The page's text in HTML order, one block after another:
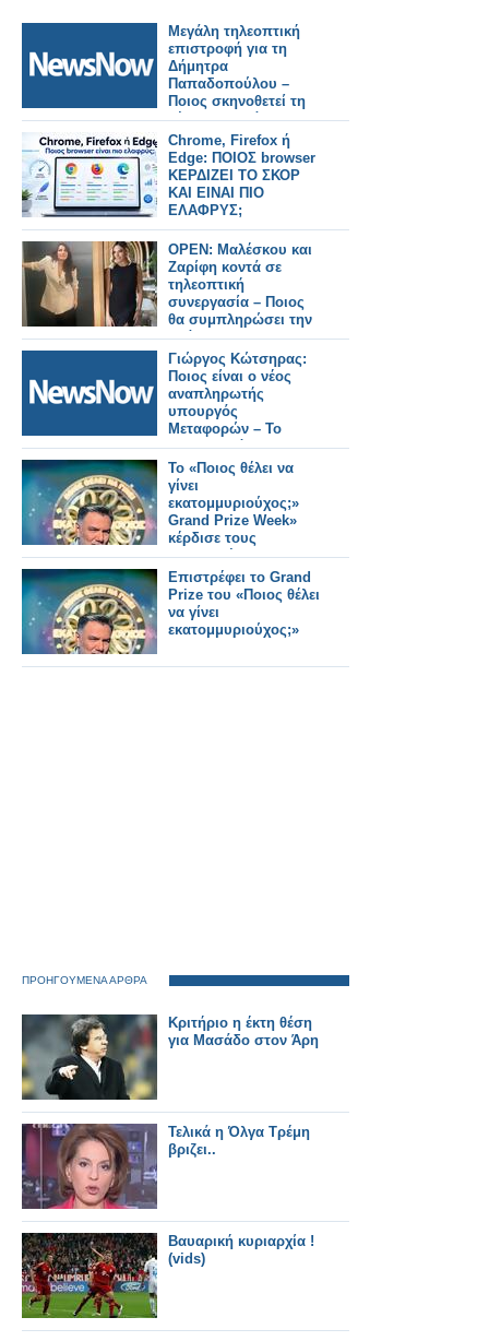
Μεγάλη τηλεοπτική
επιστροφή για τη
Δήμητρα
Παπαδοπούλου –
Ποιος σκηνοθετεί τη
νέα της σειρά
Chrome, Firefox ή
Edge: ΠΟΙΟΣ browser
ΚΕΡΔΙΖΕΙ ΤΟ ΣΚΟΡ
ΚΑΙ ΕΙΝΑΙ ΠΙΟ
ΕΛΑΦΡΥΣ;
OPEN: Μαλέσκου και
Ζαρίφη κοντά σε
τηλεοπτική
συνεργασία – Ποιος
θα συμπληρώσει την
ομάδα;
Γιώργος Κώτσηρας:
Ποιος είναι ο νέος
αναπληρωτής
υπουργός
Μεταφορών – Το
βιογραφικό του.
Το «Ποιος θέλει να
γίνει
εκατομμυριούχος;»
Grand Prize Week»
κέρδισε τους
τηλεθεατές...
Επιστρέφει το Grand
Prize του «Ποιος θέλει
να γίνει
εκατομμυριούχος;»
ΠΡΟΗΓΟΥΜΕΝΑ ΑΡΘΡΑ
Κριτήριο η έκτη θέση
για Μασάδο στον Άρη
Τελικά η Όλγα Τρέμη
βριζει..
Βαυαρική κυριαρχία !
(vids)